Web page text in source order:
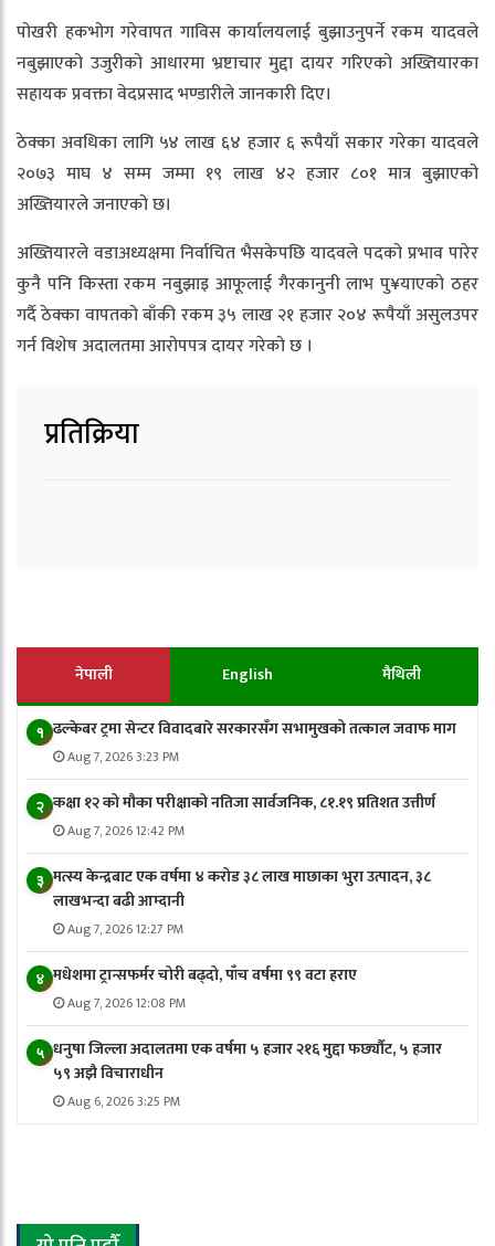
पोखरी हकभोग गरेवापत गाविस कार्यालयलाई बुझाउनुपर्ने रकम यादवले
नबुझाएको उजुरीको आधारमा भ्रष्टाचार मुद्दा दायर गरिएको अख्तियारका
सहायक प्रवक्ता वेदप्रसाद भण्डारीले जानकारी दिए।
ठेक्का अवधिका लागि ५४ लाख ६४ हजार ६ रूपैयाँ सकार गरेका यादवले
२०७३ माघ ४ सम्म जम्मा १९ लाख ४२ हजार ८०१ मात्र बुझाएको
अख्तियारले जनाएको छ।
अख्तियारले वडाअध्यक्षमा निर्वाचित भैसकेपछि यादवले पदको प्रभाव पारेर
कुनै पनि किस्ता रकम नबुझाइ आफूलाई गैरकानुनी लाभ पु¥याएको ठहर
गर्दै ठेक्का वापतको बाँकी रकम ३५ लाख २१ हजार २०४ रूपैयाँ असुलउपर
गर्न विशेष अदालतमा आरोपपत्र दायर गरेको छ ।
प्रतिक्रिया
नेपाली English मैथिली
१ ढल्केबर ट्रमा सेन्टर विवादबारे सरकारसँग सभामुखको तत्काल जवाफ माग
Aug 7, 2026 3:23 PM
२ कक्षा १२ को मौका परीक्षाको नतिजा सार्वजनिक, ८१.१९ प्रतिशत उत्तीर्ण
Aug 7, 2026 12:42 PM
३ मत्स्य केन्द्रबाट एक वर्षमा ४ करोड ३८ लाख माछाका भुरा उत्पादन, ३८
लाखभन्दा बढी आम्दानी
Aug 7, 2026 12:27 PM
४ मधेशमा ट्रान्सफर्मर चोरी बढ्दो, पाँच वर्षमा ९९ वटा हराए
Aug 7, 2026 12:08 PM
५ धनुषा जिल्ला अदालतमा एक वर्षमा ५ हजार २१६ मुद्दा फर्छ्यौट, ५ हजार
५९ अझै विचाराधीन
Aug 6, 2026 3:25 PM